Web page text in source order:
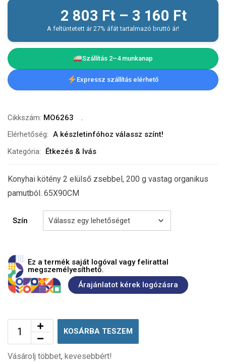
2 803 Ft – 3 160 Ft
A feltüntetett ár 27% áfát tartalmazó bruttó ár!
Szállítás 2–4 munkanap
Expressz szállítás elérhető
Cikkszám: MO6263
Elérhetőség: A készletinfóhoz válassz színt!
Kategória:
Étkezés & Ivás
Konyhai kötény 2 elülső zsebbel, 200 g vastag organikus
pamutból. 65X90CM
Szín
Ez a termék saját logóval vagy felirattal
megszemélyesíthető.
Árajánlatot kérek logózásra
KOSÁRBA TESZEM
Vásárolj többet, kevesebbért!